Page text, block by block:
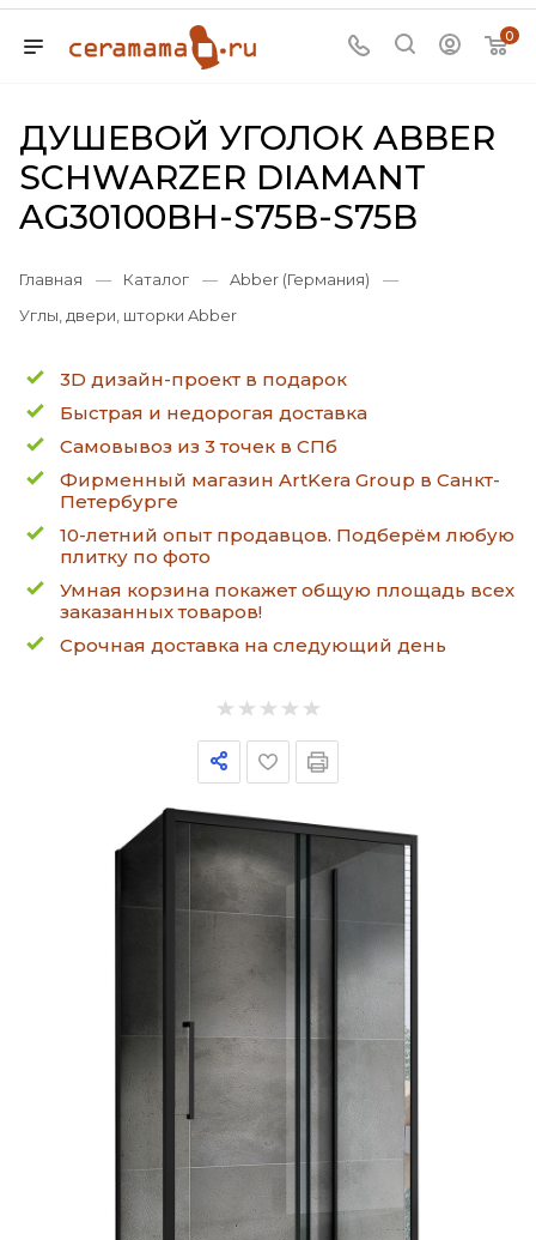
0
ДУШЕВОЙ УГОЛОК ABBER
SCHWARZER DIAMANT
AG30100BH-S75B-S75B
Главная — Каталог — Abber (Германия)
—
Углы, двери, шторки Abber
3D дизайн-проект в подарок
Быстрая и недорогая доставка
Самовывоз из 3 точек в СПб
Фирменный магазин ArtKera Group в Санкт-
Петербурге
10-летний опыт продавцов. Подберём любую
плитку по фото
Умная корзина покажет общую площадь всех
заказанных товаров!
Срочная доставка на следующий день